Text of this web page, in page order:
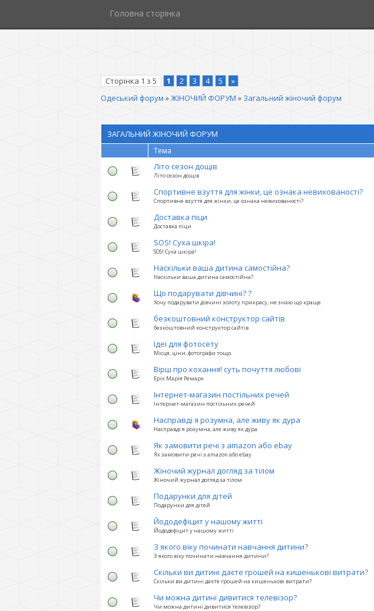
Головна сторінка
Сторінка 1 з 5 1 2 3 4 5
»
Одеський форум »ЖІНОЧИЙ ФОРУМ » Загальний жіночий форум
ЗАГАЛЬНИЙ ЖІНОЧИЙ ФОРУМ
Тема
Літо сезон дощів
Літо сезон дощів
Спортивне взуття для жінки, це ознака невихованості?
Спортивне взуття для жінки, це ознака невихованості?
Доставка піци
Доставка піци
SOS! Суха шкіра!
SOS! Суха шкіра!
Наскільки ваша дитина самостійна?
Наскільки ваша дитина самостійна?
Що подарувати дівчині? ?
Хочу подарувати дівчині золоту прикрасу, не знаю що краще
безкоштовний конструктор сайтів
безкоштовний конструктор сайтів
Ідеї для фотосету
Місця, ціни, фотографи тощо.
Вірш про кохання! суть почуття любові
Еріх Марія Ремарк
Інтернет-магазин постільних речей
Інтернет-магазин постільних речей
Насправді я розумна, але живу як дура
Насправді я розумна, але живу як дура
Як замовити речі з amazon або ebay
Як замовити речі з amazon або ebay
Жіночий журнал догляд за тілом
Жіночий журнал догляд за тілом
Подарунки для дітей
Подарунки для дітей
Йододефіцит у нашому житті
Йододефіцит у нашому житті
З якого віку починати навчання дитини?
З якого віку починати навчання дитини?
Скільки ви дитині даєте грошей на кишенькові витрати?
Скільки ви дитині даєте грошей на кишенькові витрати?
Чи можна дитині дивитися телевізор?
Чи можна дитині дивитися телевізор?